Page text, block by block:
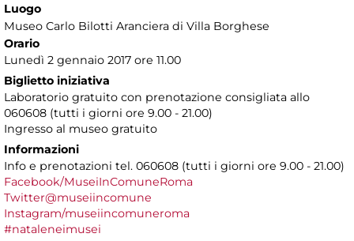
Luogo
Museo Carlo Bilotti Aranciera di Villa Borghese
Orario
Lunedì 2 gennaio 2017 ore 11.00
Biglietto iniziativa
Laboratorio gratuito con prenotazione consigliata allo
060608 (tutti i giorni ore 9.00 - 21.00)
Ingresso al museo gratuito
Informazioni
Info e prenotazioni tel. 060608 (tutti i giorni ore 9.00 - 21.00)
Facebook/MuseiInComuneRoma
Twitter@museiincomune
Instagram/museiincomuneroma
#nataleneimusei